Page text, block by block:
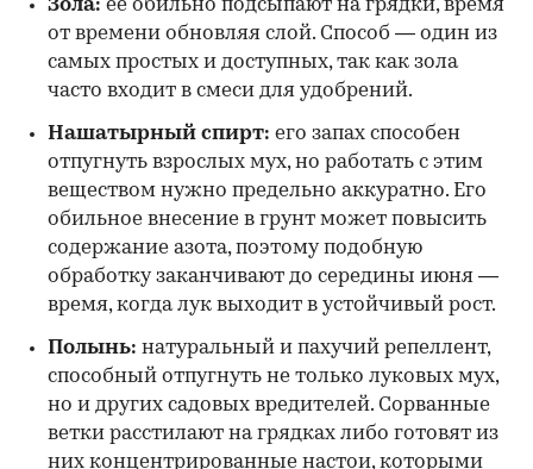
Зола: ее обильно подсыпают на грядки, время
от времени обновляя слой. Способ — один из
самых простых и доступных, так как зола
часто входит в смеси для удобрений.
Нашатырный спирт: его запах способен
отпугнуть взрослых мух, но работать с этим
веществом нужно предельно аккуратно. Его
обильное внесение в грунт может повысить
содержание азота, поэтому подобную
обработку заканчивают до середины июня —
время, когда лук выходит в устойчивый рост.
Полынь: натуральный и пахучий репеллент,
способный отпугнуть не только луковых мух,
но и других садовых вредителей. Сорванные
ветки расстилают на грядках либо готовят из
них концентрированные настои, которыми